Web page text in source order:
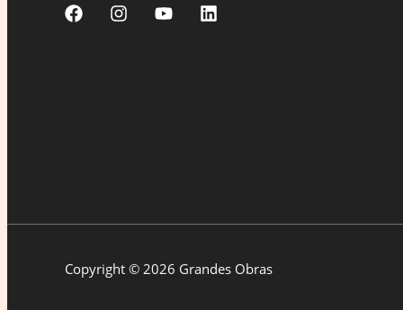
Copyright © 2026 Grandes Obras